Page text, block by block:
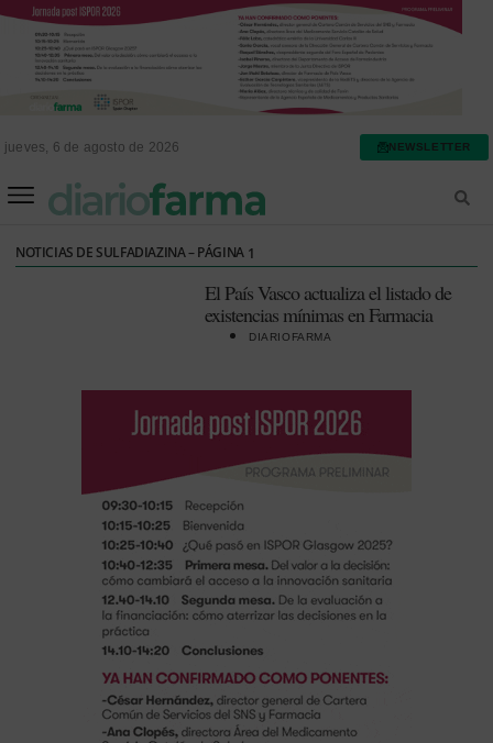
jueves, 6 de agosto de 2026 NEWSLETTER
NOTICIAS DE SULFADIAZINA – PÁGINA1
El País Vasco actualiza el listado de
existencias mínimas en Farmacia
DIARIOFARMA